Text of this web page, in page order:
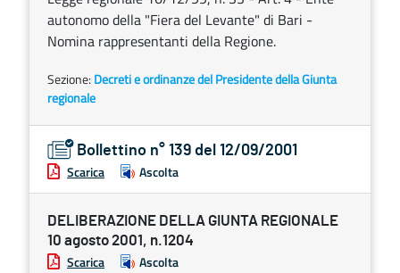
autonomo della "Fiera del Levante" di Bari -
Nomina rappresentanti della Regione.
Sezione: Decreti e ordinanze del Presidente della Giunta
regionale
Bollettino n° 139 del 12/09/2001
Scarica Ascolta
DELIBERAZIONE DELLA GIUNTA REGIONALE
10 agosto 2001, n.1204
Scarica Ascolta